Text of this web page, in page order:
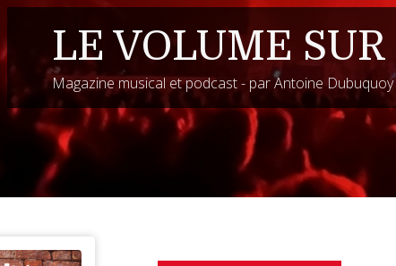
LE VOLUME SUR
Magazine musical et podcast - par Antoine